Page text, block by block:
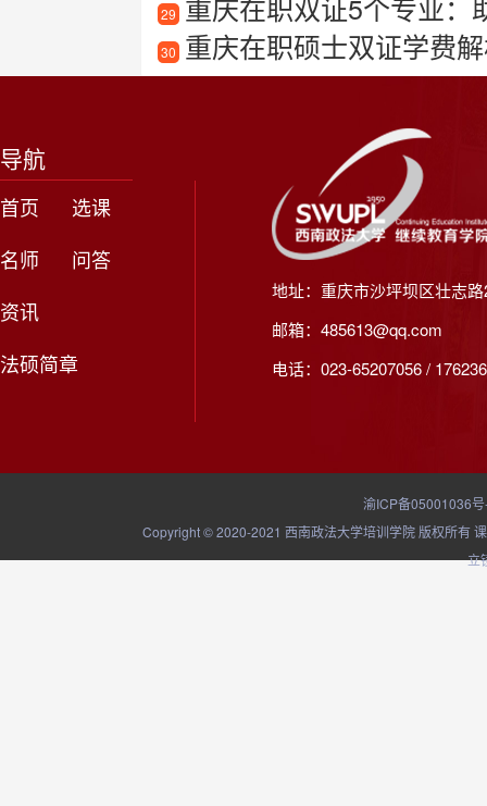
29
30 重庆在职硕士双证学费
导航
首页
选课
名师
问答
资讯
法硕简章
地址：重庆市沙坪坝区壮志
邮箱：485613@qq.com
电话：023-65207056 /
渝ICP备05001036
Copyright © 2020-2021 西南政法大学培训学院 版权所有
立